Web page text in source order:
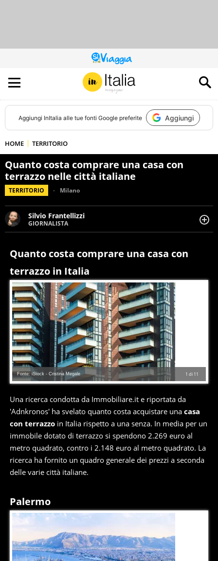
QUESTO
SITO
CONTRIBUISCE
ALL’AUDIENCE
DI
Aggiungi InItalia alle tue fonti Google preferite Aggiungi
HOME TERRITORIO
Quanto costa comprare una casa con
terrazzo nelle città italiane
TERRITORIO Milano
Silvio Frantellizzi
GIORNALISTA
Giornalista pubblicista. Da oltre dieci anni si occupa di
cronaca, motori, spettacolo e videogame.
Quanto costa comprare una casa con
terrazzo in Italia
1 di 11
Fonte: iStock - Cristina Megale
Una ricerca condotta da Immobiliare.it e riportata da
'Adnkronos' ha svelato quanto costa acquistare una casa
con terrazzo in Italia rispetto a una senza. In media per un
immobile dotato di terrazzo si spendono 2.269 euro al
metro quadrato, contro i 2.148 euro al metro quadrato. La
ricerca ha fornito un quadro generale dei prezzi a seconda
delle varie città italiane.
Palermo